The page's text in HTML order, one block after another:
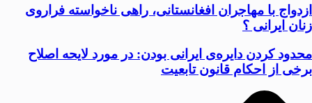
ازدواج با مهاجران افغانستانی، راهی ناخواسته فراروی
زنان ایرانی ؟
محدود کردن دایره‌ی ایرانی بودن: در مورد لایحه اصلاح
برخی از احکام قانون تابعیت